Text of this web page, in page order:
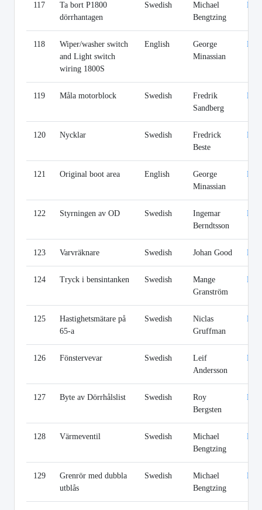
117
Ta bort P1800
dörrhantagen
Swedish
Michael
Bengtzing
Link
118
Wiper/washer switch
and Light switch
wiring 1800S
English
George
Minassian
Link
119 Måla motorblock Swedish
Fredrik
Sandberg
Link
120 Nycklar Swedish
Fredrick
Beste
Link
121 Original boot area English
George
Minassian
Link
122 Styrningen av OD Swedish
Ingemar
Berndtsson
Link
123 Varvräknare Swedish Johan Good Link
124 Tryck i bensintanken Swedish
Mange
Granström
Link
125
Hastighetsmätare på
65-a
Swedish
Niclas
Gruffman
Link
126 Fönstervevar Swedish
Leif
Andersson
Link
127 Byte av Dörrhålslist Swedish
Roy
Bergsten
Link
128 Värmeventil Swedish
Michael
Bengtzing
Link
129
Grenrör med dubbla
utblås
Swedish
Michael
Bengtzing
Link